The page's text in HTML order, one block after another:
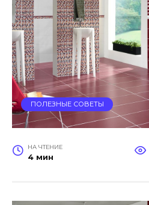
ПОЛЕЗНЫЕ СОВЕТЫ
НА ЧТЕНИЕ
4 мин